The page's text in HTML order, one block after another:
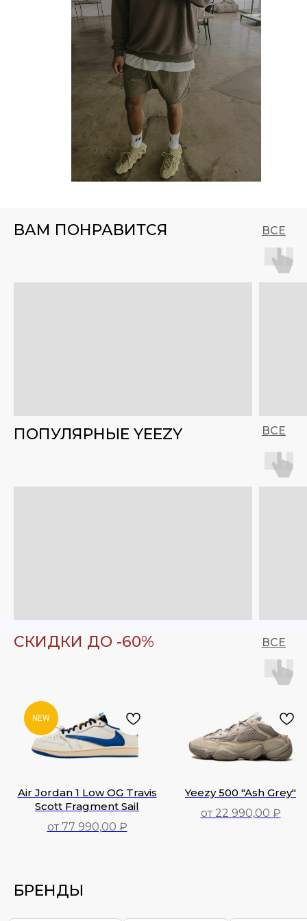
ВАМ ПОНРАВИТСЯ ВСЕ
ПОПУЛЯРНЫЕ YEEZY ВСЕ
СКИДКИ ДО -60% ВСЕ
NEW
Air Jordan 1 Low OG Travis
Scott Fragment Sail
от 77 990,00 ₽
Yeezy 500 "Ash Grey"
от 22 990,00 ₽
БРЕНДЫ